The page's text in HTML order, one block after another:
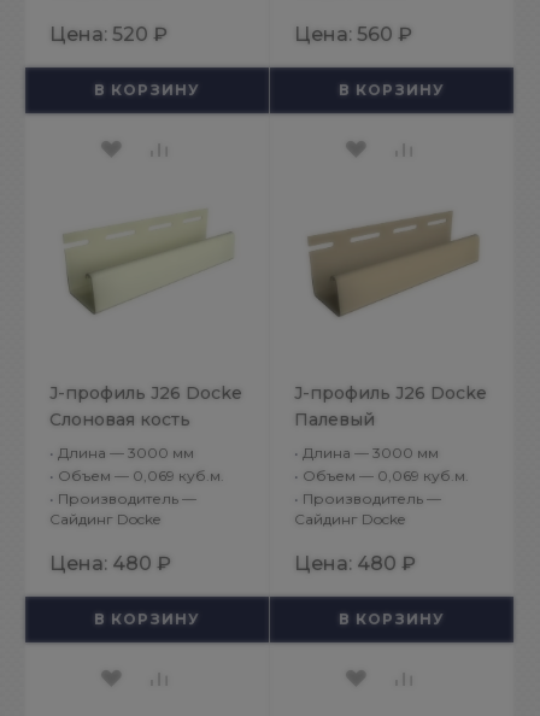
Цена: 520 ₽
В КОРЗИНУ
Цена: 560 ₽
В КОРЗИНУ
J-профиль J26 Docke
Слоновая кость
• Длина — 3000 мм
• Объем — 0,069 куб.м.
• Производитель —
Сайдинг Docke
Цена: 480 ₽
В КОРЗИНУ
J-профиль J26 Docke
Палевый
• Длина — 3000 мм
• Объем — 0,069 куб.м.
• Производитель —
Сайдинг Docke
Цена: 480 ₽
В КОРЗИНУ